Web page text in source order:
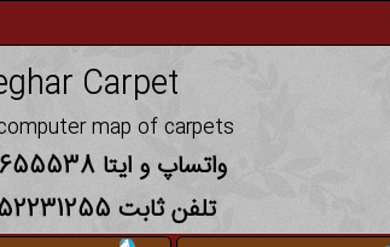
Carpet
map of carpets
واتساپ و ایتا 09149655538
تلفن ثابت 52231255 - 041